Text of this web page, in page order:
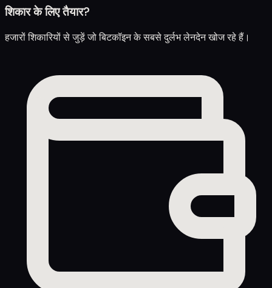
शिकार के लिए तैयार?
हजारों शिकारियों से जुड़ें जो बिटकॉइन के सबसे दुर्लभ लेनदेन खोज रहे हैं।